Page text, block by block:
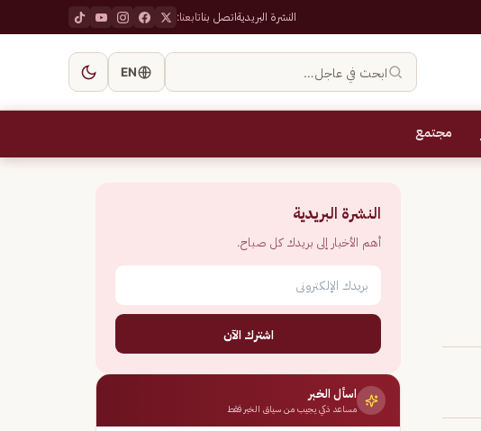
النشرة البريديةاتصل بناتابعنا:
ابحث في عاجل… EN
مجتمع
النشرة البريدية
أهم الأخبار إلى بريدك كل صباح.
اشترك الآن
اسأل الخبر
مساعد ذكي يجيب من سياق الخبر فقط